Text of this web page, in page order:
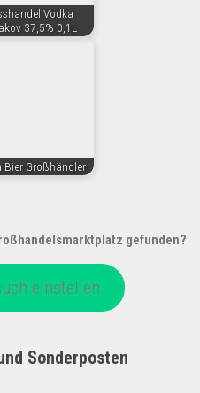
Vodka
37,5% 0,1L
Bier Großhändler
gefunden?
einstellen
Sonderposten